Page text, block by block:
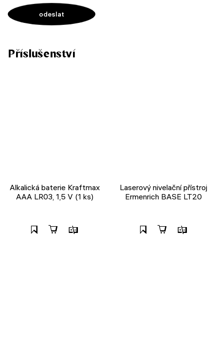
Příslušenství
Alkalická baterie Kraftmax
AAA LR03, 1,5 V (1 ks)
Laserový nivelační přístroj
Ermenrich BASE LT20